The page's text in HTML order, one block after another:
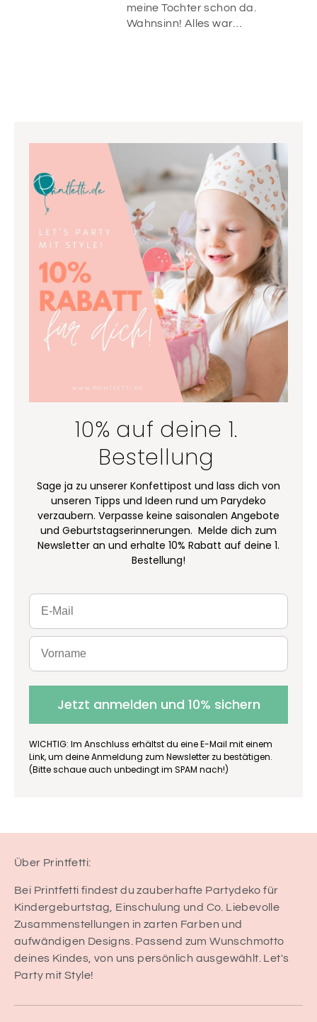
meine Tochter schon da.
Wahnsinn! Alles war
10% auf deine 1.
Bestellung
Sage ja zu unserer Konfettipost und lass dich von
unseren Tipps und Ideen rund um Parydeko
verzaubern. Verpasse keine saisonalen Angebote
und Geburtstagserinnerungen. Melde dich zum
Newsletter an und erhalte 10% Rabatt auf deine 1.
Bestellung!
Jetzt anmelden und 10% sichern
WICHTIG: Im Anschluss erhältst du eine E-Mail mit einem
Link, um deine Anmeldung zum Newsletter zu bestätigen.
(Bitte schaue auch unbedingt im SPAM nach!)
Über Printfetti:
Bei Printfetti findest du zauberhafte Partydeko für
Kindergeburtstag, Einschulung und Co. Liebevolle
Zusammenstellungen in zarten Farben und
aufwändigen Designs. Passend zum Wunschmotto
deines Kindes, von uns persönlich ausgewählt. Let's
Party mit Style!